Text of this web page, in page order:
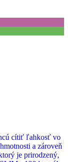
cítiť ľahkosť vo
a zároveň
je prirodzený,